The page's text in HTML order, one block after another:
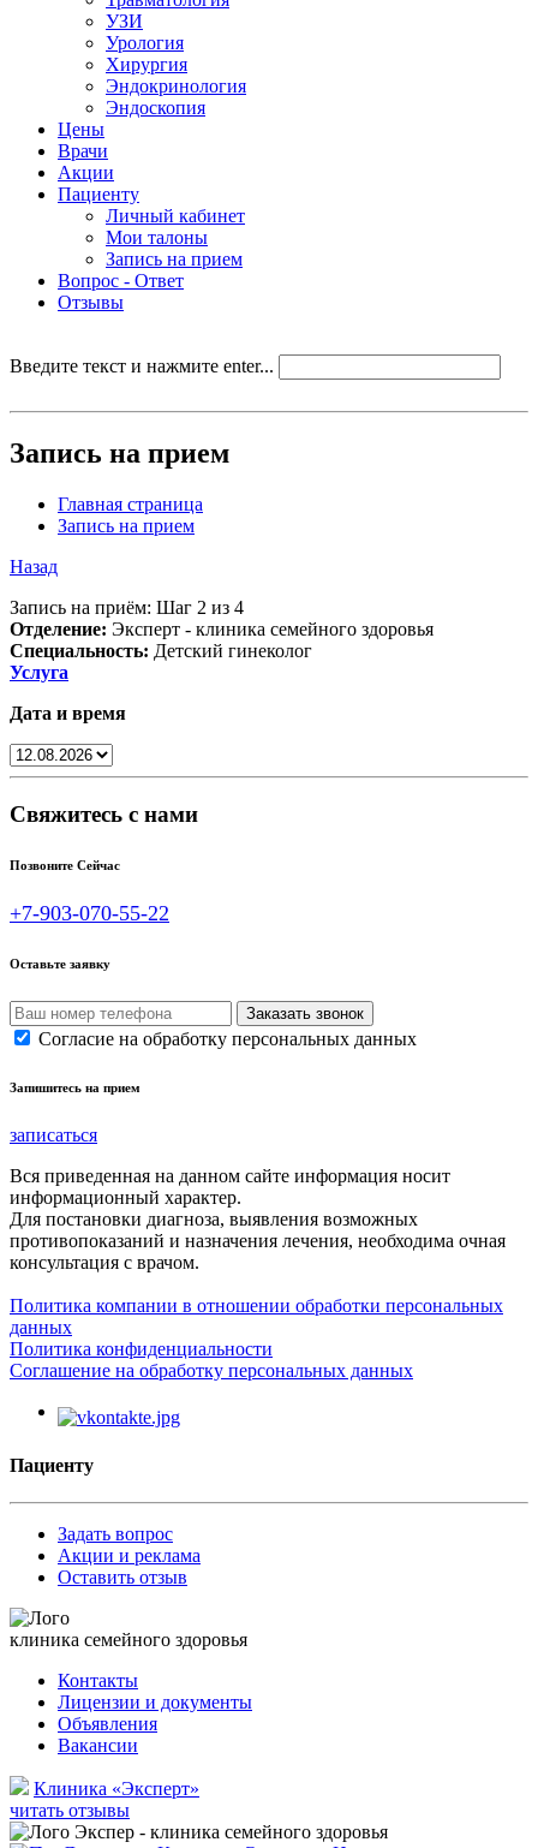
УЗИ
Урология
Хирургия
Эндокринология
Эндоскопия
Цены
Врачи
Акции
Пациенту
Личный кабинет
Мои талоны
Запись на прием
Вопрос - Ответ
Отзывы
Введите текст и нажмите enter...
Запись на прием
Главная страница
Запись на прием
Назад
Запись на приём: Шаг 2 из 4
Отделение: Эксперт - клиника семейного здоровья
Специальность: Детский гинеколог
Услуга
Дата и время
Свяжитесь с нами
Позвоните Сейчас
+7-903-070-55-22
Оставьте заявку
Согласие на обработку персональных данных
Запишитесь на прием
записаться
Вся приведенная на данном сайте информация носит
информационный характер.
Для постановки диагноза, выявления возможных
противопоказаний и назначения лечения, необходима очная
консультация с врачом.
Политика компании в отношении обработки персональных
данных
Политика конфиденциальности
Соглашение на обработку персональных данных
Пациенту
Задать вопрос
Акции и реклама
Оставить отзыв
клиника семейного здоровья
Контакты
Лицензии и документы
Объявления
Вакансии
Клиника «Эксперт»
читать отзывы